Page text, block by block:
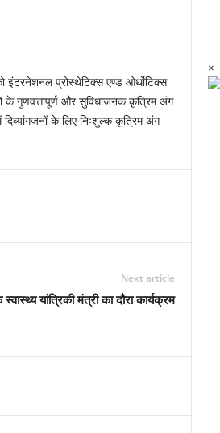
इंटरनेशनल प्रोस्थेटिक्स एण्ड ओर्थाेटिक्स
के गुणवत्तापूर्ण और सुविधाजनक कृत्रिम अंग
दिव्यांगजनों के लिए निःशुल्क कृत्रिम अंग
Next article
यांत्रिकी मंत्री का दौरा कार्यक्रम
×